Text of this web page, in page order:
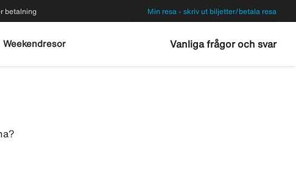
betalning Min resa - skriv ut biljetter/betala resa
Weekendresor Vanliga frågor och svar